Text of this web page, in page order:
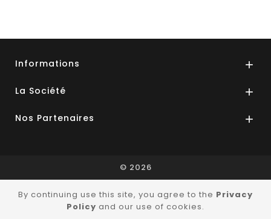
Informations 
La Société 
Nos Partenaires 
© 2026
By continuing use this site, you agree to the Privacy
Policy and our use of cookies.